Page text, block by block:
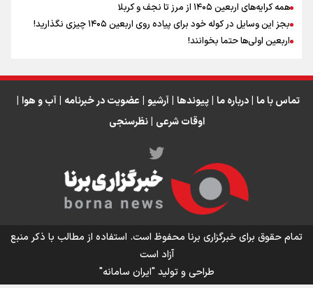
اینفو برنا/ میزان مالیات بر ارزش افزوده چقدر است؟
همه کرایه‌های اربعین ۱۴۰۵ از مرز تا نجف و کربلا
بجز این وسایل در کوله خود برای پیاده روی اربعین ۱۴۰۵ چیزی نگذارید!
اربعین اولی‌ها حتما بخوانند!
تماس با ما | درباره ما | پیوندها | آرشیو | عضویت در خبرنامه | آب و هوا |
اوقات شرعی | نظرسنجی
تمام حقوق برای خبرگزاری برنا محفوظ است. استفاده از مطالب با ذکر منبع
آزاد است
طراحی و تولید"ایران سامانه"